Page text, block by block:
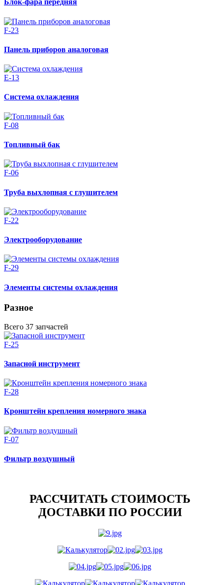
Блок-фара передняя
F-23
Панель приборов аналоговая
E-13
Система охлаждения
F-08
Топливный бак
F-06
Труба выхлопная с глушителем
F-22
Электрооборудование
F-29
Элементы системы охлаждения
Разное
Всего 37 запчастей
F-25
Запасной инструмент
F-28
Кронштейн крепления номерного знака
F-07
Фильтр воздушный
РАССЧИТАТЬ СТОИМОСТЬ
ДОСТАВКИ ПО РОССИИ